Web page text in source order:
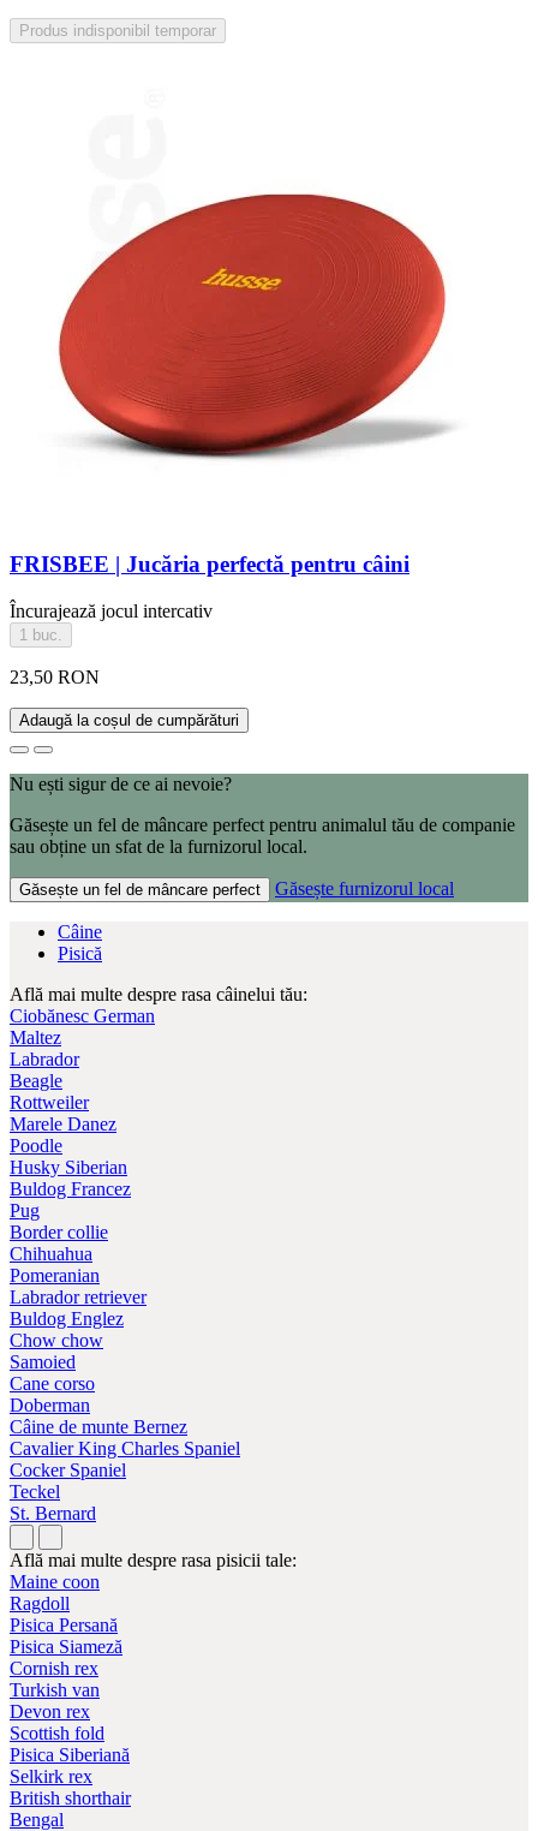
Produs indisponibil temporar
FRISBEE | Jucăria perfectă pentru câini
Încurajează jocul intercativ
1 buc.
23,50 RON
Adaugă la coșul de cumpărături
Nu ești sigur de ce ai nevoie?
Găsește un fel de mâncare perfect pentru animalul tău de companie
sau obține un sfat de la furnizorul local.
Găsește un fel de mâncare perfect Găsește furnizorul local
Câine
Pisică
Află mai multe despre rasa câinelui tău:
Ciobănesc German
Maltez
Labrador
Beagle
Rottweiler
Marele Danez
Poodle
Husky Siberian
Buldog Francez
Pug
Border collie
Chihuahua
Pomeranian
Labrador retriever
Buldog Englez
Chow chow
Samoied
Cane corso
Doberman
Câine de munte Bernez
Cavalier King Charles Spaniel
Cocker Spaniel
Teckel
St. Bernard
Află mai multe despre rasa pisicii tale:
Maine coon
Ragdoll
Pisica Persană
Pisica Siameză
Cornish rex
Turkish van
Devon rex
Scottish fold
Pisica Siberiană
Selkirk rex
British shorthair
Bengal